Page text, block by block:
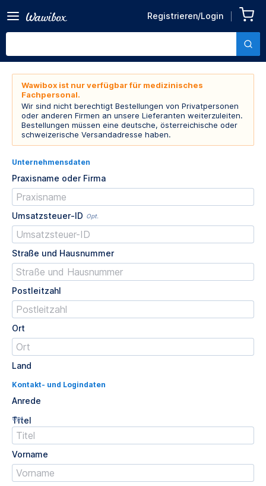
Registrieren/Login
Wawibox ist nur verfügbar für medizinisches
Fachpersonal.
Wir sind nicht berechtigt Bestellungen von Privatpersonen
oder anderen Firmen an unsere Lieferanten weiterzuleiten.
Bestellungen müssen eine deutsche, österreichische oder
schweizerische Versandadresse haben.
Unternehmensdaten
Praxisname oder Firma
Umsatzsteuer-ID Opt.
Straße und Hausnummer
Postleitzahl
Ort
Land
Kontakt- und Logindaten
Anrede
Titel
Opt.
Vorname